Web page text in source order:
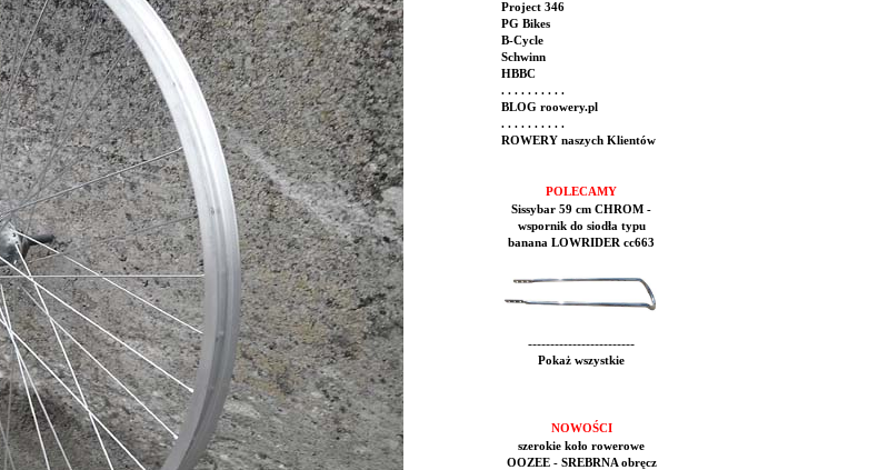
Project 346
PG Bikes
B-Cycle
Schwinn
HBBC
. . . . . . . . . .
BLOG roowery.pl
. . . . . . . . . .
ROWERY naszych Klientów
POLECAMY
Sissybar 59 cm CHROM -
wspornik do siodła typu
banana LOWRIDER cc663
------------------------
Pokaż wszystkie
NOWOŚCI
szerokie koło rowerowe
OOZEE - SREBRNA obręcz